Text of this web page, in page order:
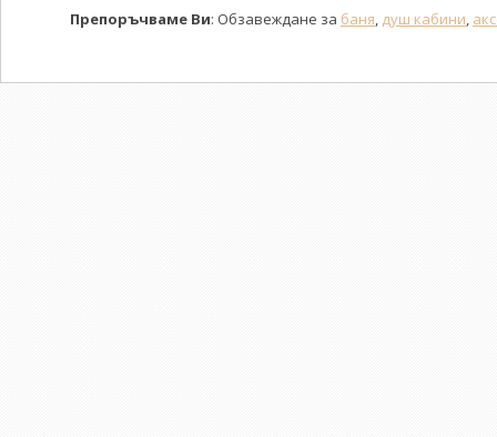
Препоръчваме Ви: Обзавеждане за баня, душ кабини,